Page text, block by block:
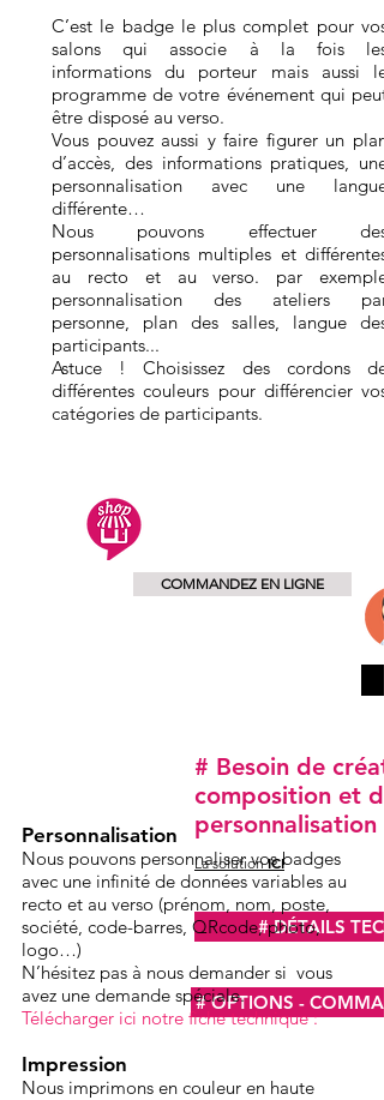
C’est le badge le plus complet pour vos
salons qui associe à la fois les
informations du porteur mais aussi le
programme de votre événement qui peut
être disposé au verso.
Vous pouvez aussi y faire figurer un plan
d’accès, des informations pratiques, une
personnalisation avec une langue
différente…
Nous pouvons effectuer des
personnalisations multiples et différentes
au recto et au verso. par exemple
personnalisation des ateliers par
personne, plan des salles, langue des
participants...
Astuce ! Choisissez des cordons de
différentes couleurs pour différencier vos
catégories de participants.
COMMANDEZ EN LIGNE
# Besoin de
composition et de
personnalisation ?
La solutionICI
# DÉTAILS
# OPTIONS -
Personnalisation
Nous pouvons personnaliser vos badges
avec une infinité de données variables au
recto et au verso (prénom, nom, poste,
société, code-barres, QRcode, photo,
logo…)
N’hésitez pas à nous demander si vous
avez une demande spéciale.
Télécharger ici notre fiche technique :
Impression
Nous imprimons en couleur en haute